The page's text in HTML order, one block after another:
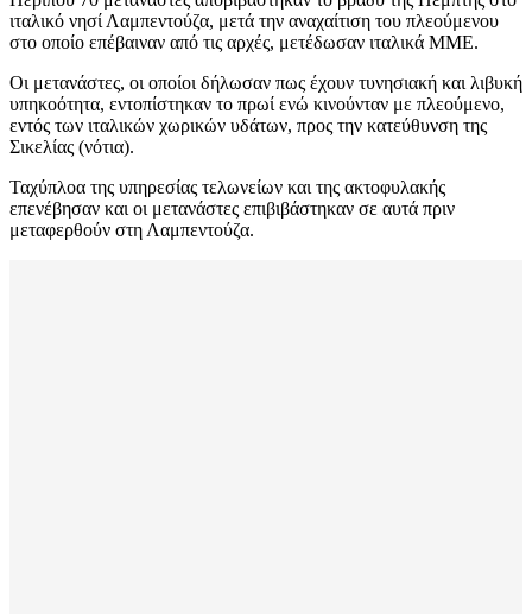
ιταλικό νησί Λαμπεντούζα, μετά την αναχαίτιση του πλεούμενου
στο οποίο επέβαιναν από τις αρχές, μετέδωσαν ιταλικά ΜΜΕ.
Οι μετανάστες, οι οποίοι δήλωσαν πως έχουν τυνησιακή και λιβυκή
υπηκοότητα, εντοπίστηκαν το πρωί ενώ κινούνταν με πλεούμενο,
εντός των ιταλικών χωρικών υδάτων, προς την κατεύθυνση της
Σικελίας (νότια).
Ταχύπλοα της υπηρεσίας τελωνείων και της ακτοφυλακής
επενέβησαν και οι μετανάστες επιβιβάστηκαν σε αυτά πριν
μεταφερθούν στη Λαμπεντούζα.